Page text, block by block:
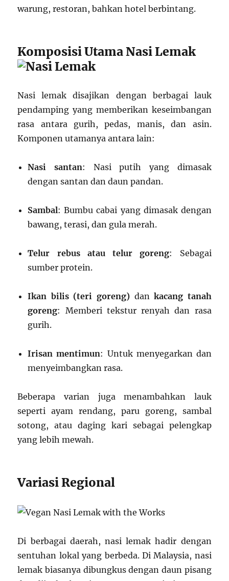
warung, restoran, bahkan hotel berbintang.
Komposisi Utama Nasi Lemak
Nasi lemak disajikan dengan berbagai lauk
pendamping yang memberikan keseimbangan
rasa antara gurih, pedas, manis, dan asin.
Komponen utamanya antara lain:
Nasi santan: Nasi putih yang dimasak
dengan santan dan daun pandan.
Sambal: Bumbu cabai yang dimasak dengan
bawang, terasi, dan gula merah.
Telur rebus atau telur goreng: Sebagai
sumber protein.
Ikan bilis (teri goreng) dankacang tanah
goreng: Memberi tekstur renyah dan rasa
gurih.
Irisan mentimun: Untuk menyegarkan dan
menyeimbangkan rasa.
Beberapa varian juga menambahkan lauk
seperti ayam rendang, paru goreng, sambal
sotong, atau daging kari sebagai pelengkap
yang lebih mewah.
Variasi Regional
Di berbagai daerah, nasi lemak hadir dengan
sentuhan lokal yang berbeda. Di Malaysia, nasi
lemak biasanya dibungkus dengan daun pisang